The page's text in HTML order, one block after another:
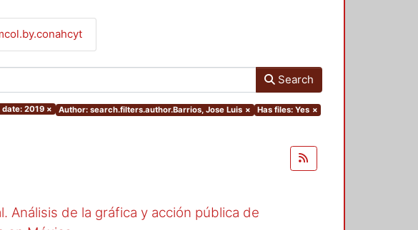
Search
date: 2019 × Author: search.filters.author.Barrios, Jose Luis × Has files: Yes ×
Análisis de la gráfica y acción pública de